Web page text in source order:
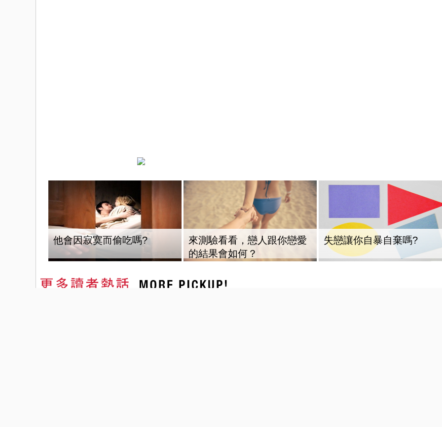
他會因寂寞而偷吃嗎?
來測驗看看，戀人跟你戀愛
的結果會如何？
失戀讓你自暴自棄嗎?